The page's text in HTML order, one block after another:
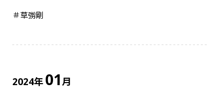
＃草彅剛
2024年01月